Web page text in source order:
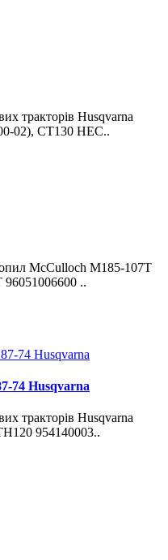
тракторів Husqvarna
02), CT130 HEC..
McCulloch M185-107T
96051006600 ..
74 Husqvarna
тракторів Husqvarna
954140003..